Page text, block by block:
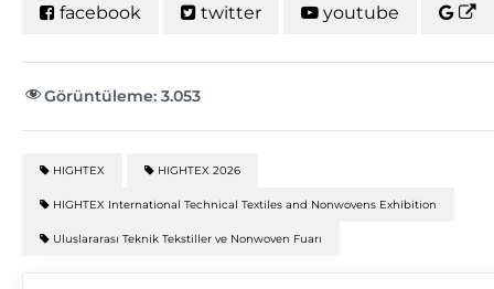
facebook twitter youtube
Görüntüleme: 3.053
HIGHTEX HIGHTEX 2026
HIGHTEX International Technical Textiles and Nonwovens Exhibition
Uluslararası Teknik Tekstiller ve Nonwoven Fuarı